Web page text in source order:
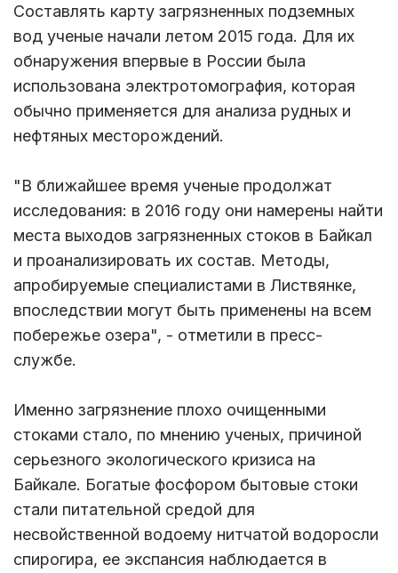
Составлять карту загрязненных подземных
вод ученые начали летом 2015 года. Для их
обнаружения впервые в России была
использована электротомография, которая
обычно применяется для анализа рудных и
нефтяных месторождений.
"В ближайшее время ученые продолжат
исследования: в 2016 году они намерены найти
места выходов загрязненных стоков в Байкал
и проанализировать их состав. Методы,
апробируемые специалистами в Листвянке,
впоследствии могут быть применены на всем
побережье озера", - отметили в пресс-
службе.
Именно загрязнение плохо очищенными
стоками стало, по мнению ученых, причиной
серьезного экологического кризиса на
Байкале. Богатые фосфором бытовые стоки
стали питательной средой для
несвойственной водоему нитчатой водоросли
спирогира, ее экспансия наблюдается в